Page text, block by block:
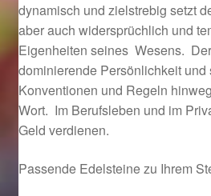
Startseite
Startseite
Valentinstag
Valentinstag 2016
dynamisch und zielstrebig setzt
aber auch widersprüchlich und
Eigenheiten seines Wesens.
dominierende Persönlichkeit und
Konventionen und Regeln
Wort. Im Berufsleben und im
Geld verdienen.
Passende Edelsteine zu Ihrem